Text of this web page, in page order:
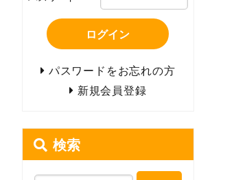
ログイン
パスワードをお忘れの方
新規会員登録
検索